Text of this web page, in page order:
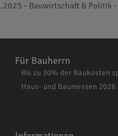
- Bauwirtschaft & Politik -
Für Bauherrn
Bis zu 30% der Baukosten
Haus- und Baumessen 2026